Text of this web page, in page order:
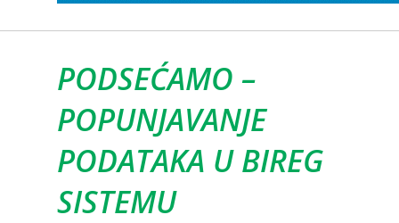
PODSEĆAMO –
POPUNJAVANJE
PODATAKA U BIREG
SISTEMU